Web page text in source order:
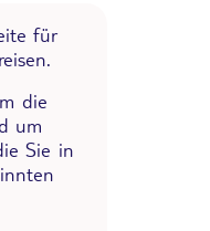
für
die
um
Sie in